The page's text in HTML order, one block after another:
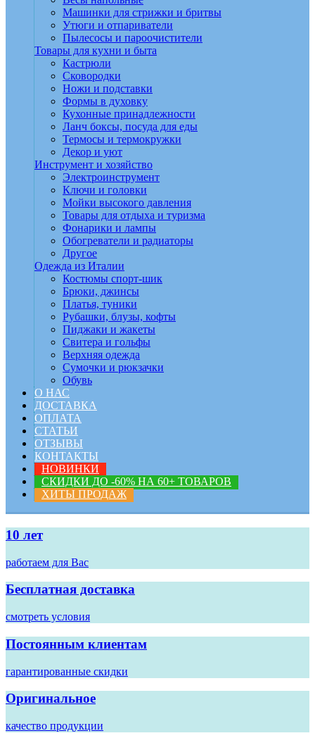
Машинки для стрижки и бритвы
Утюги и отпариватели
Пылесосы и пароочистители
Товары для кухни и быта
Кастрюли
Сковородки
Ножи и подставки
Формы в духовку
Кухонные принадлежности
Ланч боксы, посуда для еды
Термосы и термокружки
Декор и уют
Инструмент и хозяйство
Электроинструмент
Ключи и головки
Мойки высокого давления
Товары для отдыха и туризма
Фонарики и лампы
Обогреватели и радиаторы
Другое
Одежда из Италии
Костюмы спорт-шик
Брюки, джинсы
Платья, туники
Рубашки, блузы, кофты
Пиджаки и жакеты
Свитера и гольфы
Верхняя одежда
Сумочки и рюкзачки
Обувь
О НАС
ДОСТАВКА
ОПЛАТА
СТАТЬИ
ОТЗЫВЫ
КОНТАКТЫ
НОВИНКИ
СКИДКИ ДО -60% НА 60+ ТОВАРОВ
ХИТЫ ПРОДАЖ
10 лет
работаем для Вас
Бесплатная доставка
смотреть условия
Постоянным клиентам
гарантированные скидки
Оригинальное
качество продукции